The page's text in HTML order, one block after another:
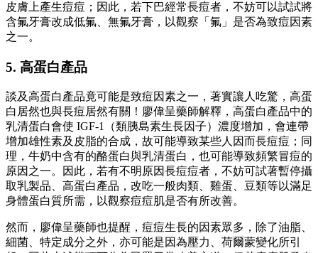
皮膚上產生痘痘；因此，若下巴經常長痘者，不妨可以試試將
含氟牙膏改成低氟、無氟牙膏，以觀察「氟」是否為致痘因素
之一。
5. 高蛋白產品
談及高蛋白產品竟可能是致痘因素之一，著實讓人吃驚，高蛋
白居然也與長痘居然有關！廖偉呈藥師解釋，高蛋白產品中的
乳清蛋白會使 IGF-1（類胰島素生長因子）濃度增加，會連帶
增加雄性素及皮脂的合成，故可能導致某些人因而長痘痘；同
理，牛奶中含有的酪蛋白與乳清蛋白，也可能導致頻繁冒痘的
原因之一。因此，若有不明原因長痘痘者，不妨可試著暫停攝
取乳製品、高蛋白產品，改吃一般肉類、雞蛋、豆類等以滿足
身體蛋白質所需，以觀察痘痘肌是否有所改善。
然而，廖偉呈藥師也提醒，痘痘生長的因素眾多，除了油脂、
細菌、特定成分之外，亦可能是因為壓力、荷爾蒙變化所引